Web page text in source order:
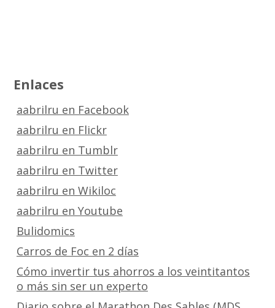
Enlaces
aabrilru en Facebook
aabrilru en Flickr
aabrilru en Tumblr
aabrilru en Twitter
aabrilru en Wikiloc
aabrilru en Youtube
Bulidomics
Carros de Foc en 2 días
Cómo invertir tus ahorros a los veintitantos
o más sin ser un experto